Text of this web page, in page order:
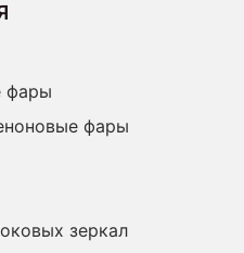
фары
фары
зеркал